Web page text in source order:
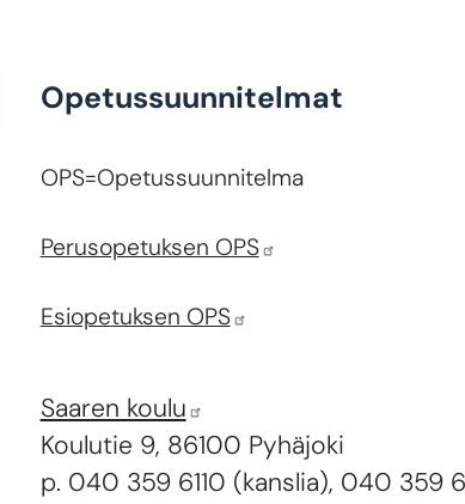
Opetussuunnitelmat
OPS=Opetussuunnitelma
Perusopetuksen OPS
Esiopetuksen OPS
Saaren koulu
Koulutie 9, 86100 Pyhäjoki
p. 040 359 6110 (kanslia), 040 359